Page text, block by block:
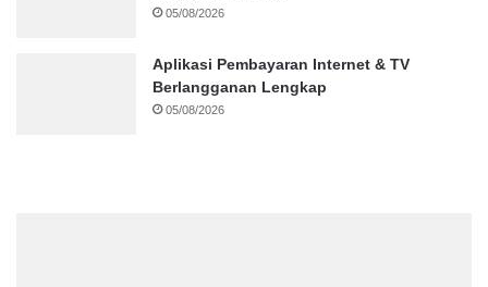
05/08/2026
Aplikasi Pembayaran Internet & TV
Berlangganan Lengkap
05/08/2026